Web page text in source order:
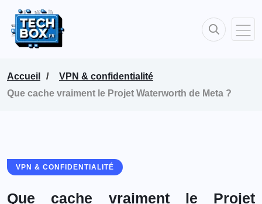
Accueil
VPN & confidentialité
Que cache vraiment le Projet Waterworth de Meta ?
VPN & CONFIDENTIALITÉ
Que cache vraiment le Projet